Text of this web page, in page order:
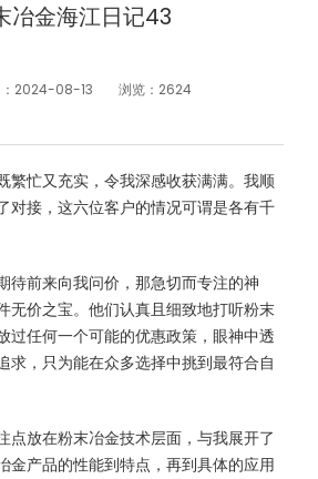
冶金海江日记43
：2024-08-13 浏览：2624
繁忙又充实，令我深感收获满满。我顺
对接，这六位客户的情况可谓是各有千
待前来向我问价，那急切而专注的神
无价之宝。他们认真且细致地打听粉末
过任何一个可能的优惠政策，眼神中透
求，只为能在众多选择中挑到最符合自
点放在粉末冶金技术层面，与我展开了
金产品的性能到特点，再到具体的应用